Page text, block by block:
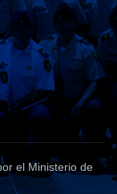
el Ministerio de